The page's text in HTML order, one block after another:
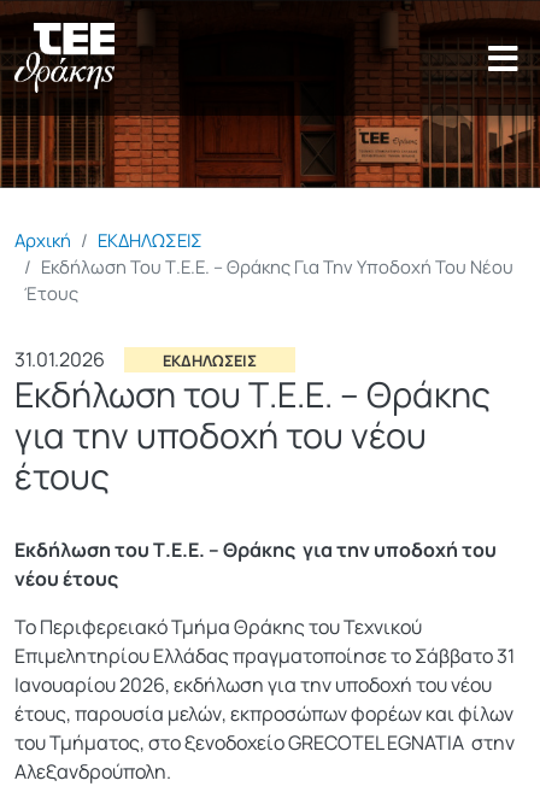
Παράκαμψη προς το κυρίως
Αρχική
ΕΚΔΗΛΩΣΕΙΣ
Εκδήλωση Του Τ.Ε.Ε. – Θράκης Για Την Υποδοχή Του Νέου
Έτους
31.01.2026 ΕΚΔΗΛΩΣΕΙΣ
Εκδήλωση του Τ.Ε.Ε. – Θράκης
για την υποδοχή του νέου
έτους
Εκδήλωση του Τ.Ε.Ε. – Θράκης για την υποδοχή του
νέου έτους
Το Περιφερειακό Τμήμα Θράκης του Τεχνικού
Επιμελητηρίου Ελλάδας πραγματοποίησε το Σάββατο 31
Ιανουαρίου 2026, εκδήλωση για την υποδοχή του νέου
έτους, παρουσία μελών, εκπροσώπων φορέων και φίλων
του Τμήματος, στο ξενοδοχείο GRECOTEL EGNATIA στην
Αλεξανδρούπολη.